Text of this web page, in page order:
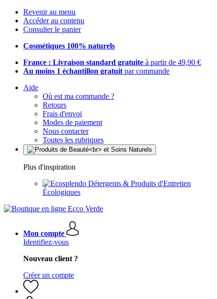
Revenir au menu
Accéder au contenu
Consulter le panier
Cosmétiques 100% naturels
France : Livraison standard gratuite à partir de 49,90 €
Au moins 1 échantillon gratuit par commande
Aide
Où est ma commande ?
Retours
Frais d'envoi
Modes de paiement
Nous contacter
Toutes les rubriques
Plus d'inspiration
Détergents & Produits d'Entretien
Écologiques
Mon compte
Identifiez-vous
Nouveau client ?
Créer un compte